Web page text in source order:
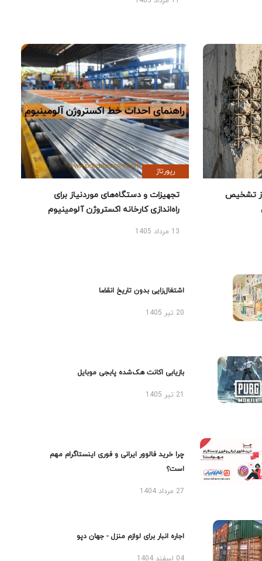
تشخیص
رپورتاژ
تجهیزات و دستگاه‌های موردنیاز برای
راه‌اندازی کارخانه اکستروژن آلومینیوم
13 مرداد 1405
اشتغال‌زایی بدون تاریخ انقضا
20 تیر 1405
بازیابی اکانت هک‌شده پابجی موبایل
چرا خرید فالوور ایرانی و فوری اینستاگرام مهم
است؟
27 مرداد 1404
اجاره انبار برای لوازم منزل - جهان دپو
04 اسفند 1404